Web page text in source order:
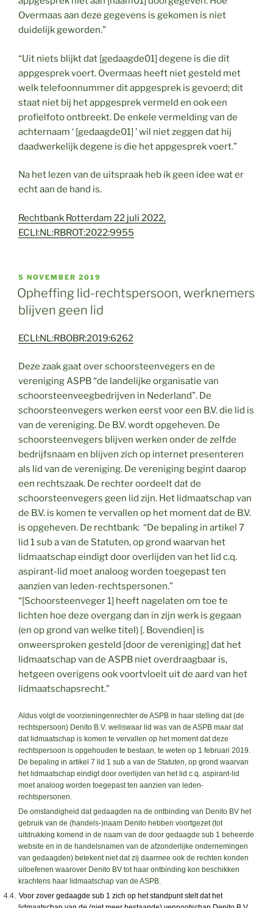
Overmaas aan deze gegevens is gekomen is niet
duidelijk geworden.”
“Uit niets blijkt dat [gedaagde01] degene is die dit
appgesprek voert. Overmaas heeft niet gesteld met
welk telefoonnummer dit appgesprek is gevoerd; dit
staat niet bij het appgesprek vermeld en ook een
profielfoto ontbreekt. De enkele vermelding van de
achternaam ‘ [gedaagde01] ’ wil niet zeggen dat hij
daadwerkelijk degene is die het appgesprek voert.”
Na het lezen van de uitspraak heb ik geen idee wat er
echt aan de hand is.
Rechtbank Rotterdam 22 juli 2022,
ECLI:NL:RBROT:2022:9955
GEPLAATST
OP
5 NOVEMBER 2019
Opheffing lid-rechtspersoon, werknemers
blijven geen lid
ECLI:NL:RBOBR:2019:6262
Deze zaak gaat over schoorsteenvegers en de
vereniging ASPB “de landelijke organisatie van
schoorsteenveegbedrijven in Nederland”. De
schoorsteenvegers werken eerst voor een B.V. die lid is
van de vereniging. De B.V. wordt opgeheven. De
schoorsteenvegers blijven werken onder de zelfde
bedrijfsnaam en blijven zich op internet presenteren
als lid van de vereniging. De vereniging begint daarop
een rechtszaak. De rechter oordeelt dat de
schoorsteenvegers geen lid zijn. Het lidmaatschap van
de B.V. is komen te vervallen op het moment dat de B.V.
is opgeheven. De rechtbank: “De bepaling in artikel 7
lid 1 sub a van de Statuten, op grond waarvan het
lidmaatschap eindigt door overlijden van het lid c.q.
aspirant-lid moet analoog worden toegepast ten
aanzien van leden-rechtspersonen.”
“[Schoorsteenveger 1] heeft nagelaten om toe te
lichten hoe deze overgang dan in zijn werk is gegaan
(en op grond van welke titel) [. Bovendien] is
onweersproken gesteld [door de vereniging] dat het
lidmaatschap van de ASPB niet overdraagbaar is,
hetgeen overigens ook voortvloeit uit de aard van het
lidmaatschapsrecht.”
Aldus volgt de voorzieningenrechter de ASPB in haar stelling dat (de
rechtspersoon) Denito B.V. weliswaar lid was van de ASPB maar dat
dat lidmaatschap is komen te vervallen op het moment dat deze
rechtspersoon is opgehouden te bestaan, te weten op 1 februari 2019.
De bepaling in artikel 7 lid 1 sub a van de Statuten, op grond waarvan
het lidmaatschap eindigt door overlijden van het lid c.q. aspirant-lid
moet analoog worden toegepast ten aanzien van leden-
rechtspersonen.
De omstandigheid dat gedaagden na de ontbinding van Denito BV het
gebruik van de (handels-)naam Denito hebben voortgezet (tot
uitdrukking komend in de naam van de door gedaagde sub 1 beheerde
website en in de handelsnamen van de afzonderlijke ondernemingen
van gedaagden) betekent niet dat zij daarmee ook de rechten konden
uitoefenen waarover Denito BV tot haar ontbinding kon beschikken
krachtens haar lidmaatschap van de ASPB.
4.4. Voor zover gedaagde sub 1 zich op het standpunt stelt dat het